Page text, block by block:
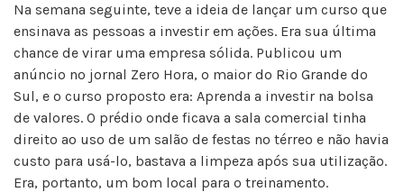
Na semana seguinte, teve a ideia de lançar um curso que
ensinava as pessoas a investir em ações. Era sua última
chance de virar uma empresa sólida. Publicou um
anúncio no jornal Zero Hora, o maior do Rio Grande do
Sul, e o curso proposto era: Aprenda a investir na bolsa
de valores. O prédio onde ficava a sala comercial tinha
direito ao uso de um salão de festas no térreo e não havia
custo para usá-lo, bastava a limpeza após sua utilização.
Era, portanto, um bom local para o treinamento.